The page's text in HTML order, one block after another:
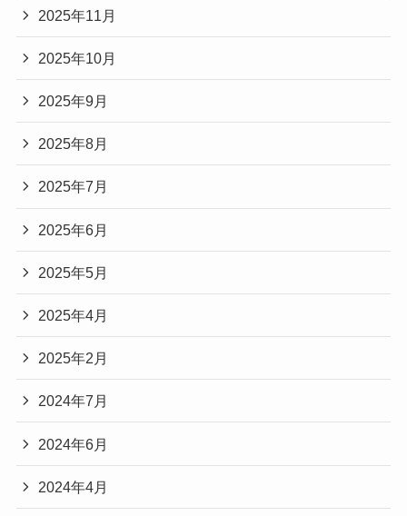
2025年11月
2025年10月
2025年9月
2025年8月
2025年7月
2025年6月
2025年5月
2025年4月
2025年2月
2024年7月
2024年6月
2024年4月